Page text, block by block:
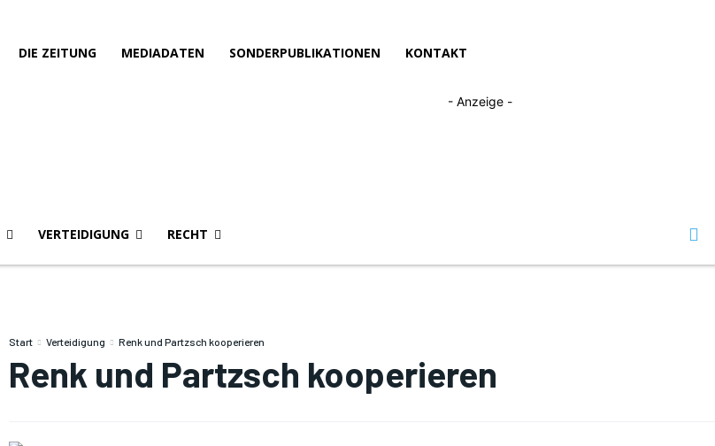
DIE ZEITUNG MEDIADATEN SONDERPUBLIKATIONEN KONTAKT
- Anzeige -
VERTEIDIGUNG RECHT
Start Verteidigung Renk und Partzsch kooperieren
Renk und Partzsch kooperieren